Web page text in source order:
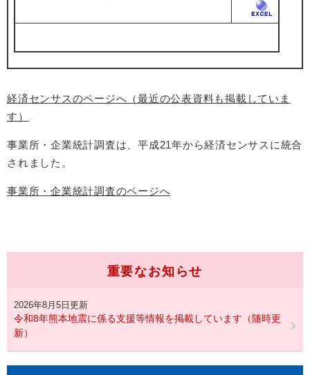
経済センサスのページへ（最近の公表資料も掲載していま
す）
事業所・企業統計調査は、平成21年から経済センサスに統合
されました。
事業所・企業統計調査のページへ
重要なお知らせ
2026年8月5日更新
令和8年熊本地震に係る支援等情報を掲載しています（随時更
新）